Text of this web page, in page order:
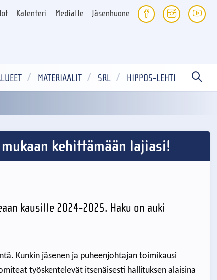
Kalenteri Medialle Jäsenhuone
MATERIAALIT SRL HIPPOS-LEHTI
kehittämään lajiasi!
kausille 2024-2025. Haku on auki
Kunkin jäsenen ja puheenjohtajan toimikausi
työskentelevät itsenäisesti hallituksen alaisina